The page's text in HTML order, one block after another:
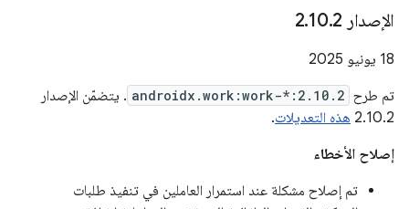
الإصدار 2 .10.2
‫18 يونيو 2025
تم طرح androidx.work:work-*:2.10.2 . يتضمّن الإصدار
2.10.2 هذه التعديلات.
إصلاح الأخطاء
تم إصلاح مشكلة عند استمرار العاملين في تنفيذ طلبات